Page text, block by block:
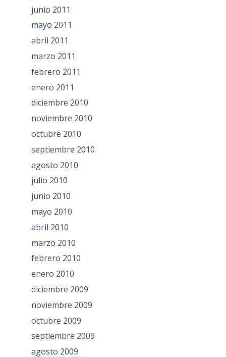
junio 2011
mayo 2011
abril 2011
marzo 2011
febrero 2011
enero 2011
diciembre 2010
noviembre 2010
octubre 2010
septiembre 2010
agosto 2010
julio 2010
junio 2010
mayo 2010
abril 2010
marzo 2010
febrero 2010
enero 2010
diciembre 2009
noviembre 2009
octubre 2009
septiembre 2009
agosto 2009